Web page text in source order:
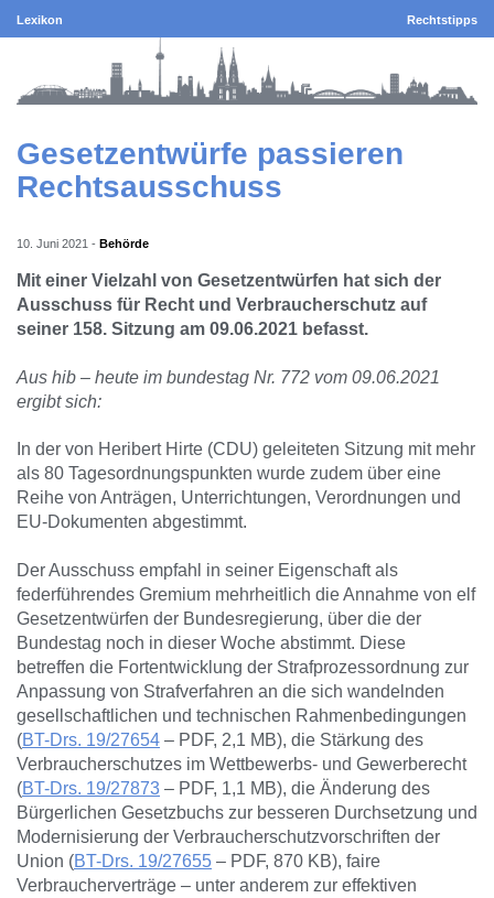
Lexikon Rechtstipps
Gesetzentwürfe passieren
Rechtsausschuss
10. Juni 2021 - Behörde
Mit einer Vielzahl von Gesetzentwürfen hat sich der
Ausschuss für Recht und Verbraucherschutz auf
seiner 158. Sitzung am 09.06.2021 befasst.
Aus hib – heute im bundestag Nr. 772 vom 09.06.2021
ergibt sich:
In der von Heribert Hirte (CDU) geleiteten Sitzung mit mehr
als 80 Tagesordnungspunkten wurde zudem über eine
Reihe von Anträgen, Unterrichtungen, Verordnungen und
EU-Dokumenten abgestimmt.
Der Ausschuss empfahl in seiner Eigenschaft als
federführendes Gremium mehrheitlich die Annahme von elf
Gesetzentwürfen der Bundesregierung, über die der
Bundestag noch in dieser Woche abstimmt. Diese
betreffen die Fortentwicklung der Strafprozessordnung zur
Anpassung von Strafverfahren an die sich wandelnden
gesellschaftlichen und technischen Rahmenbedingungen
(BT-Drs. 19/27654 – PDF, 2,1 MB), die Stärkung des
Verbraucherschutzes im Wettbewerbs- und Gewerberecht
(BT-Drs. 19/27873 – PDF, 1,1 MB), die Änderung des
Bürgerlichen Gesetzbuchs zur besseren Durchsetzung und
Modernisierung der Verbraucherschutzvorschriften der
Union (BT-Drs. 19/27655 – PDF, 870 KB), faire
Verbraucherverträge – unter anderem zur effektiven